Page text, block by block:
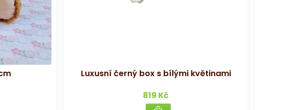
Luxusní černý box s bílými květinami
819 Kč